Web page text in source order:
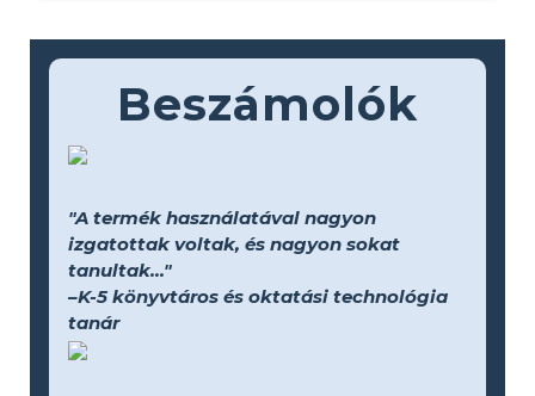
Beszámolók
"A termék használatával nagyon
izgatottak voltak, és nagyon sokat
tanultak..."
–K-5 könyvtáros és oktatási technológia
tanár